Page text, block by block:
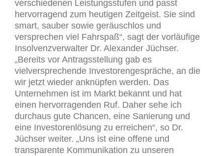
verschiedenen Leistungsstufen und passt
hervorragend zum heutigen Zeitgeist. Sie sind
smart, sauber sowie geräuschlos und
versprechen viel Fahrspaß“, sagt der vorläufige
Insolvenzverwalter Dr. Alexander Jüchser.
„Bereits vor Antragsstellung gab es
vielversprechende Investorengespräche, an die
wir jetzt wieder anknüpfen werden. Das
Unternehmen ist im Markt bekannt und hat
einen hervorragenden Ruf. Daher sehe ich
durchaus gute Chancen, eine Sanierung und
eine Investorenlösung zu erreichen“, so Dr.
Jüchser weiter. „Uns ist eine offene und
transparente Kommunikation zu unseren